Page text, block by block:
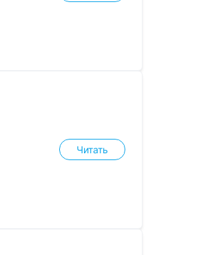
Читать